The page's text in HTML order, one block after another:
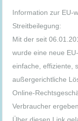
Information zur EU-
Streitbeilegung:
Mit der seit
wurde eine neue
einfache, effiziente,
außergerichtliche
Online-
Verbraucher ergeben.